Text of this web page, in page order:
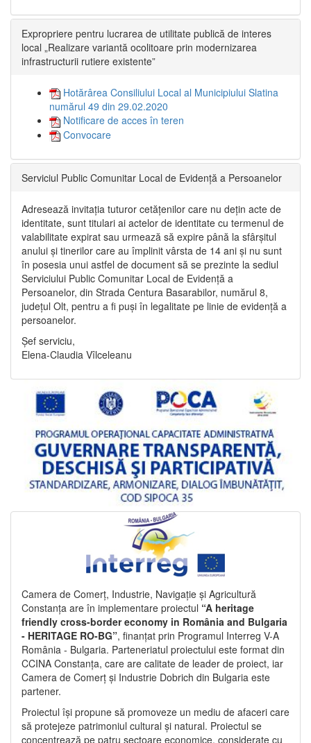
Expropriere pentru lucrarea de utilitate publică de interes
local „Realizare variantă ocolitoare prin modernizarea
infrastructurii rutiere existente”
Hotărârea Consiliului Local al Municipiului Slatina
numărul 49 din 29.02.2020
Notificare de acces în teren
Convocare
Serviciul Public Comunitar Local de Evidență a Persoanelor
Adresează invitația tuturor cetățenilor care nu dețin acte de
identitate, sunt titulari ai actelor de identitate cu termenul de
valabilitate expirat sau urmează să expire până la sfârșitul
anului și tinerilor care au împlinit vârsta de 14 ani și nu sunt
în posesia unui astfel de document să se prezinte la sediul
Serviciului Public Comunitar Local de Evidență a
Persoanelor, din Strada Centura Basarabilor, numărul 8,
județul Olt, pentru a fi puși în legalitate pe linie de evidență a
persoanelor.
Șef serviciu,
Elena-Claudia Vîlceleanu
Camera de Comerț, Industrie, Navigație și Agricultură
Constanța are în implementare proiectul “A heritage
friendly cross-border economy in România and Bulgaria
- HERITAGE RO-BG”, finanțat prin Programul Interreg V-A
România - Bulgaria. Parteneriatul proiectului este format din
CCINA Constanța, care are calitate de leader de proiect, iar
Camera de Comerț și Industrie Dobrich din Bulgaria este
partener.
Proiectul își propune să promoveze un mediu de afaceri care
să protejeze patrimoniul cultural și natural. Proiectul se
concentrează pe patru sectoare economice, considerate cu